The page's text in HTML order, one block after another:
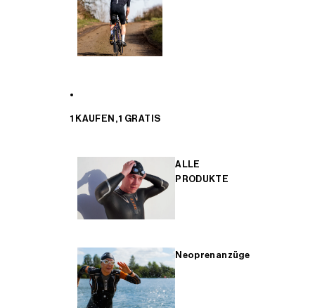
1 KAUFEN, 1 GRATIS
ALLE
PRODUKTE
Neoprenanzüge